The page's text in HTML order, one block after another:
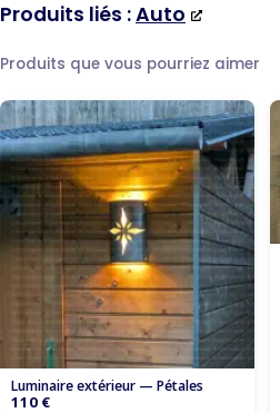
Produits liés :Auto
Produits que vous pourriez aimer
Luminaire extérieur — Pétales
110 €